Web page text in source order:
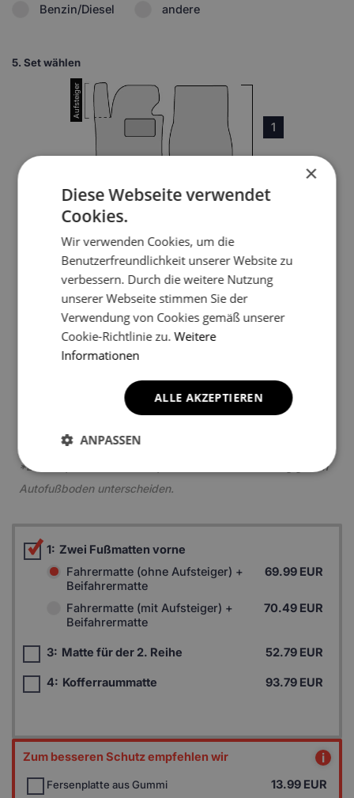
Benzin/Diesel andere
5. Set wählen
1
*Ein Beispielfoto. Das Finalprodukt kann sich abhängig vom
Autofußboden unterscheiden.
1: Zwei Fußmatten vorne
Fahrermatte (ohne Aufsteiger) +
Beifahrermatte
69.99 EUR
Fahrermatte (mit Aufsteiger) +
Beifahrermatte
70.49 EUR
3: Matte für der 2. Reihe 52.79 EUR
4: Kofferraummatte 93.79 EUR
Zum besseren Schutz empfehlen wir i
Fersenplatte aus Gummi 13.99 EUR
×
Diese Webseite verwendet
Cookies.
Wir verwenden Cookies, um die
Benutzerfreundlichkeit unserer Website zu
verbessern. Durch die weitere Nutzung
unserer Webseite stimmen Sie der
Verwendung von Cookies gemäß unserer
Cookie-Richtlinie zu.Weitere
Informationen
ALLE AKZEPTIEREN
ANPASSEN